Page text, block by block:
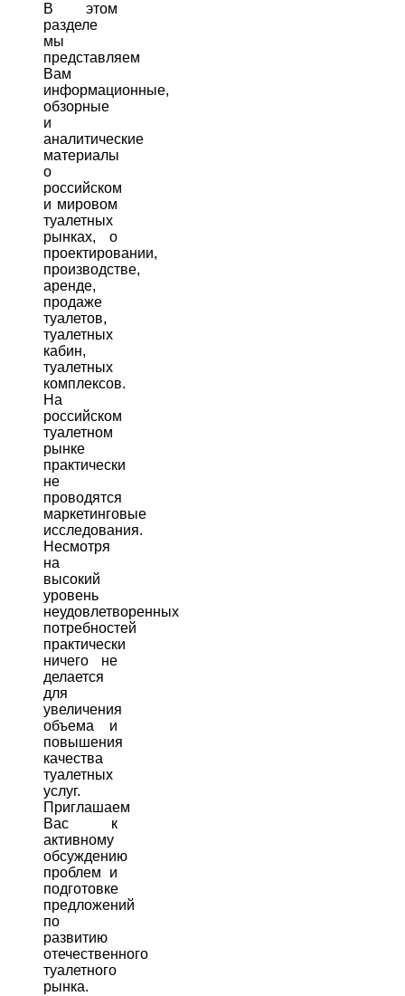
В этом
разделе
мы
представляем
Вам
информационные,
обзорные
и
аналитические
материалы
о
российском
и мировом
туалетных
рынках, о
проектировании,
производстве,
аренде,
продаже
туалетов,
туалетных
кабин,
туалетных
комплексов.
На
российском
туалетном
рынке
практически
не
проводятся
маркетинговые
исследования.
Несмотря
на
высокий
уровень
неудовлетворенных
потребностей
практически
ничего не
делается
для
увеличения
объема и
повышения
качества
туалетных
услуг.
Приглашаем
Вас к
активному
обсуждению
проблем и
подготовке
предложений
по
развитию
отечественного
туалетного
рынка.